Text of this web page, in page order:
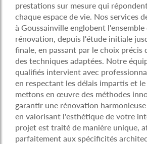
prestations sur mesure qui
chaque espace de vie. Nos services
à Goussainville englobent l'ensemble
rénovation, depuis l'étude initiale
finale, en passant par le choix précis
des techniques adaptées. Notre
qualifiés intervient avec
en respectant les délais impartis et
mettons en œuvre des méthodes
garantir une rénovation
en valorisant l'esthétique de votre
projet est traité de manière unique,
parfaitement aux spécificités